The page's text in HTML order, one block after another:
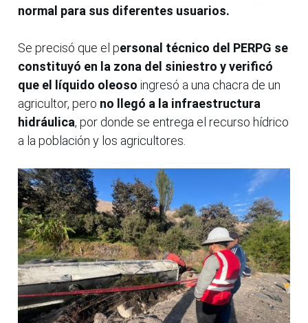
normal para sus diferentes usuarios.
Se precisó que el personal técnico del PERPG se
constituyó en la zona del siniestro y verificó
que el líquido oleoso ingresó a una chacra de un
agricultor, pero no llegó a la infraestructura
hidráulica, por donde se entrega el recurso hídrico
a la población y los agricultores.